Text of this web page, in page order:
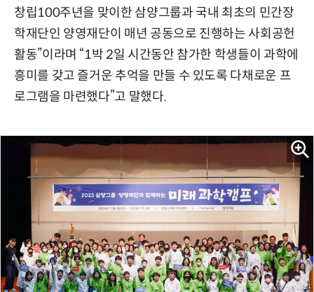
창립100주년을 맞이한 삼양그룹과 국내 최초의 민간장
학재단인 양영재단이 매년 공동으로 진행하는 사회공헌
활동”이라며 “1박 2일 시간동안 참가한 학생들이 과학에
흥미를 갖고 즐거운 추억을 만들 수 있도록 다채로운 프
로그램을 마련했다”고 말했다.